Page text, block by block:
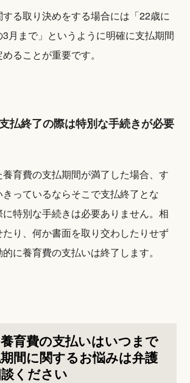
る取り決めをする場合には「22歳に
月まで」というように明確に支払期間
ることが重要です。
払終了の際は特別な手続きが必要
育費の支払期間が満了した場合、す
っているならそこで支払終了とな
に特別な手続きは必要ありません。相
り、何か書面を取り交わしたりせず
に養育費の支払いは終了します。
育費の支払いはいつまで
間に関するお悩みは弁護
ください